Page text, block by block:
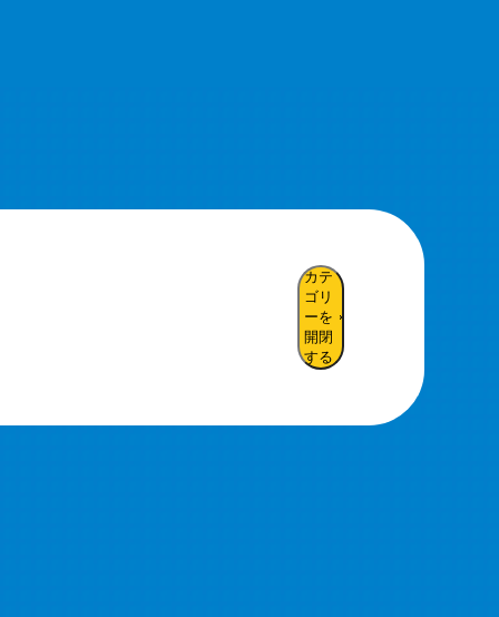
カテ
ゴリ
ーを
開閉
する